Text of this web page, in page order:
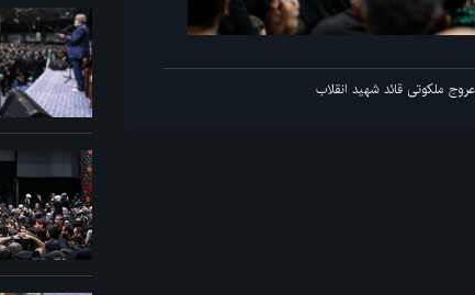
اولین شب مراسم عزاداری ماه محرم در جوار محل عروج ملکوتی